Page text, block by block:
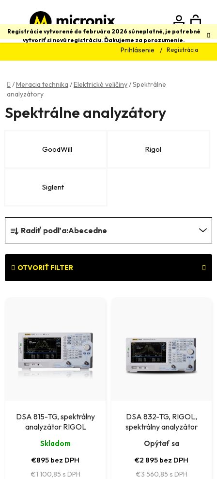
obsah
Registrácie vytvorené do februára 2026 sú neplatné, je potrebné
vytvoriť si novú registráciu. Ďakujeme za porozumenie.
Prihlásenie Registrácia
Hľadať
Domov
/Meracia technika /Elektrické veličiny/Spektrálne
analyzátory
Spektrálne analyzátory
GoodWill Rigol
Siglent
R
a
d
e
p
o
k
Radiť podľa:Abecedne
OTVORIŤ FILTER
p
o
DSA 815-TG, spektrálny
analyzátor RIGOL
Skladom
€895 bez DPH
€1 100,85
DSA 832-TG, RIGOL,
spektrálny analyzátor
Opýtať sa
€2 895 bez DPH
€3 560,85